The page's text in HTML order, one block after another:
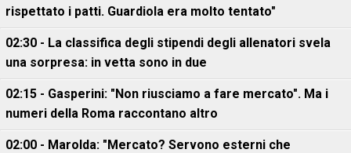
rispettato i patti. Guardiola era molto tentato"
02:30 - La classifica degli stipendi degli allenatori svela
una sorpresa: in vetta sono in due
02:15 - Gasperini: "Non riusciamo a fare mercato". Ma i
numeri della Roma raccontano altro
02:00 - Marolda: "Mercato? Servono esterni che